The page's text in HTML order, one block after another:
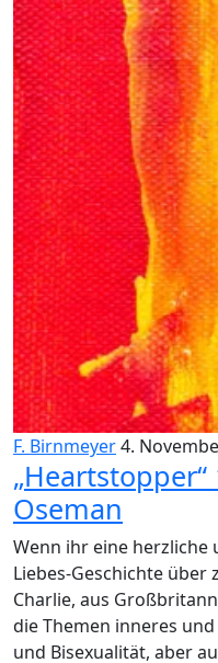
F. Birnmeyer4.
Oseman
Wenn ihr eine herzliche
Liebes-Geschichte über
Charlie, aus
die Themen inneres
und Bisexualität, aber